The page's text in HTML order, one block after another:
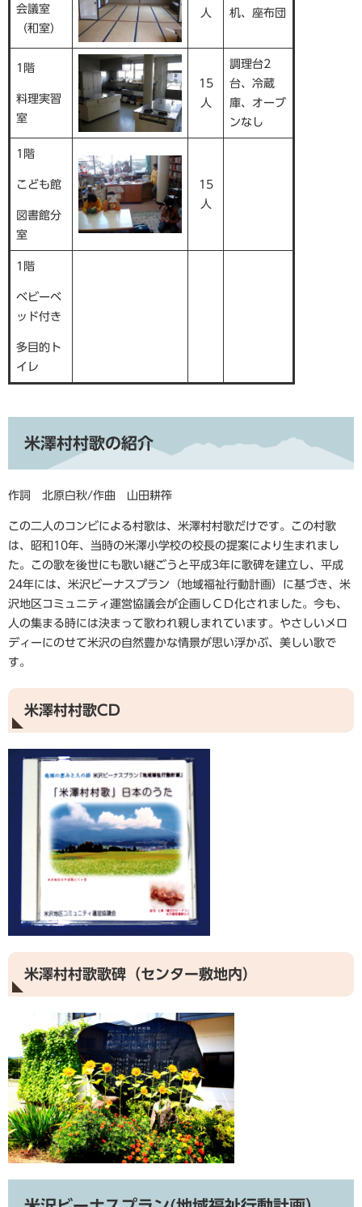
会議室
（和室）
人
机、座布団
1階
料理実習
室
15
人
調理台2
台、冷蔵
庫、オーブ
ンなし
1階
こども館
図書館分
室
15
人
1階
ベビーベ
ッド付き
多目的ト
イレ
米澤村村歌の紹介
作詞 北原白秋/作曲 山田耕筰
この二人のコンビによる村歌は、米澤村村歌だけです。この村歌
は、昭和10年、当時の米澤小学校の校長の提案により生まれまし
た。この歌を後世にも歌い継ごうと平成3年に歌碑を建立し、平成
24年には、米沢ビーナスプラン（地域福祉行動計画）に基づき、米
沢地区コミュニティ運営協議会が企画しＣＤ化されました。今も、
人の集まる時には決まって歌われ親しまれています。やさしいメロ
ディーにのせて米沢の自然豊かな情景が思い浮かぶ、美しい歌で
す。
米澤村村歌CD
米澤村村歌歌碑（センター敷地内）